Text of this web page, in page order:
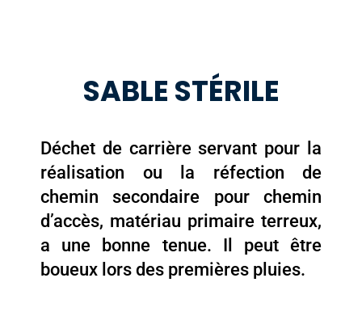
SABLE STÉRILE
Déchet de carrière servant pour la
réalisation ou la réfection de
chemin secondaire pour chemin
d’accès, matériau primaire terreux,
a une bonne tenue. Il peut être
boueux lors des premières pluies.